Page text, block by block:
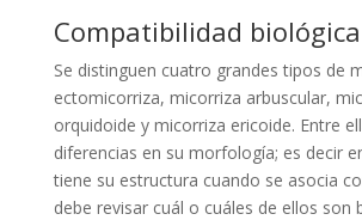
Compatibilidad biológica
Se distinguen cuatro grandes tipos de
ectomicorriza, micorriza arbuscular,
orquidoide y micorriza ericoide. Entre
diferencias en su morfología; es decir
tiene su estructura cuando se asocia
debe revisar cuál o cuáles de ellos son